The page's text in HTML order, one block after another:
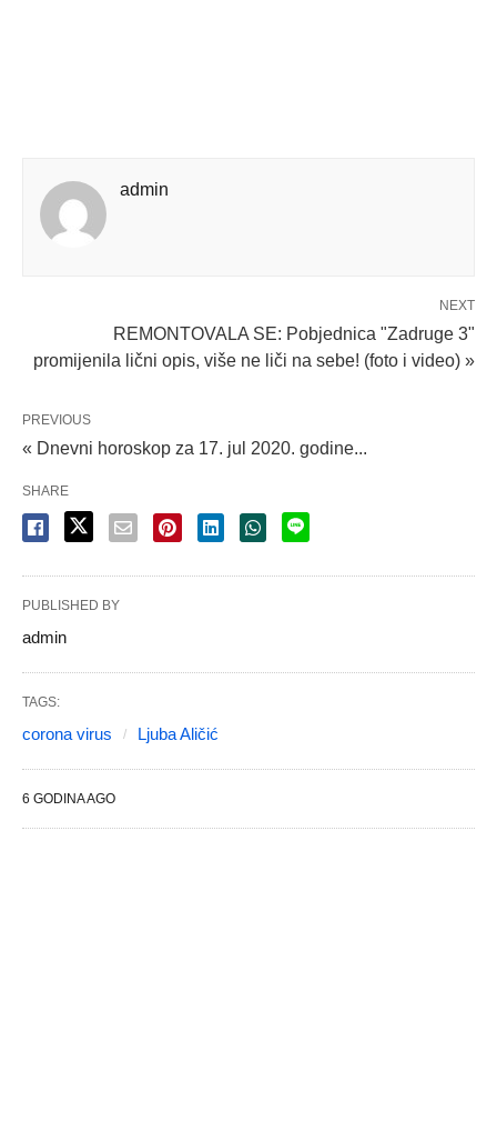
admin
NEXT
REMONTOVALA SE: Pobjednica "Zadruge 3"
promijenila lični opis, više ne liči na sebe! (foto i video) »
PREVIOUS
« Dnevni horoskop za 17. jul 2020. godine...
SHARE
PUBLISHED BY
admin
TAGS:
corona virus Ljuba Aličić
6 GODINA AGO